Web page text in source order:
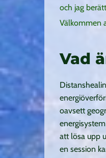
och jag
Välkommen
Vad
oavsett
att lösa upp
en session